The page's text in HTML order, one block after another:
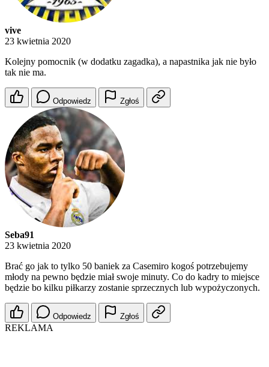
vive
23 kwietnia 2020
Kolejny pomocnik (w dodatku zagadka), a napastnika jak nie było
tak nie ma.
Odpowiedz Zgłoś
Seba91
23 kwietnia 2020
Brać go jak to tylko 50 baniek za Casemiro kogoś potrzebujemy
młody na pewno będzie miał swoje minuty. Co do kadry to miejsce
będzie bo kilku piłkarzy zostanie sprzecznych lub wypożyczonych.
Odpowiedz Zgłoś
REKLAMA